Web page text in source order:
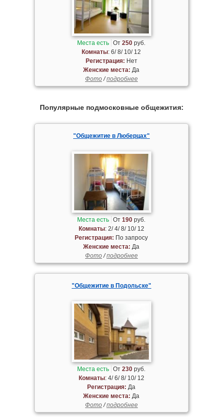
Места есть От250 руб.
Комнаты: 6/ 8/ 10/ 12
Регистрация: Нет
Женские места: Да
Фото/подробнее
Популярные подмосковные общежития:
"Общежитие в Люберцах"
Места есть От190 руб.
Комнаты: 2/ 4/ 8/ 10/ 12
Регистрация: По запросу
Женские места: Да
Фото/подробнее
"Общежитие в Подольске"
Места есть От230 руб.
Комнаты: 4/ 6/ 8/ 10/ 12
Регистрация: Да
Женские места: Да
Фото/подробнее